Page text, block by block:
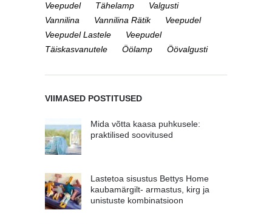
Veepudel
Tähelamp
Valgusti
Vannilina
Vannilina Rätik
Veepudel
Veepudel Lastele
Veepudel
Täiskasvanutele
Öölamp Öövalgusti
VIIMASED POSTITUSED
Mida võtta kaasa puhkusele:
praktilised soovitused
Lastetoa sisustus Bettys Home
kaubamärgilt- armastus, kirg ja
unistuste kombinatsioon